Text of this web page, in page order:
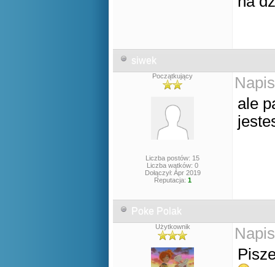
siwek
Początkujący
Liczba postów: 15
Liczba wątków: 0
Dołączył: Apr 2019
Reputacja: 1
ale
Poke Polak
Użytkownik